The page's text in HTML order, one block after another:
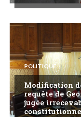
POLITIQUE
Modification
requête de
jugée